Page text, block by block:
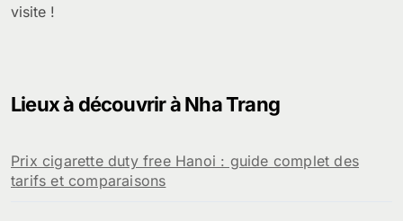
visite !
Lieux à découvrir à Nha Trang
Prix cigarette duty free Hanoi : guide complet des
tarifs et comparaisons